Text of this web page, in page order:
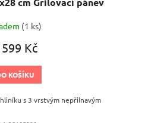
(1 ks)
599 Kč
KOŠÍKU
s 3 vrstvým nepřilnavým